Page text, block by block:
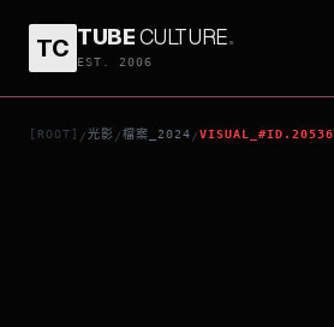
TC TUBECULTURE.
EST. 2006
[ROOT] /光影 /檔案_2024 /VISUAL_#ID.20536
取精急轉彎